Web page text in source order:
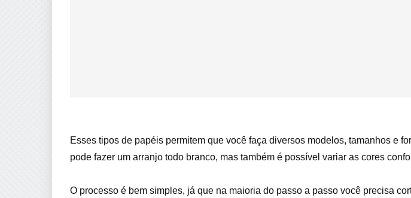
Esses tipos de papéis permitem que você faça diversos modelos, tamanhos e
pode fazer um arranjo todo branco, mas também é possível variar as cores
O processo é bem simples, já que na maioria do passo a passo você precisa